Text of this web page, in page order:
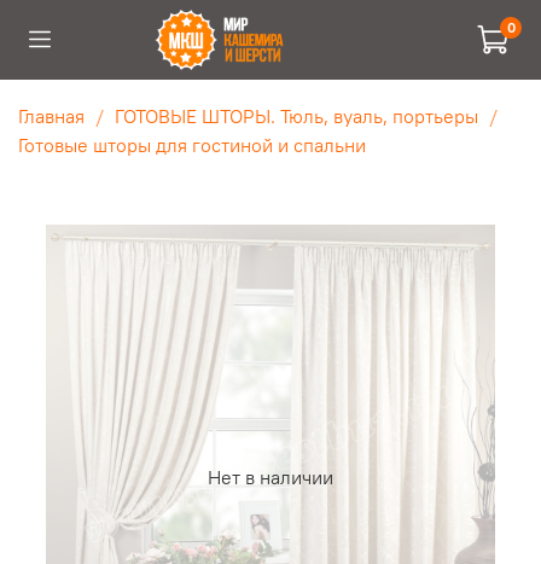
0
Главная
ГОТОВЫЕ ШТОРЫ. Тюль, вуаль, портьеры
Готовые шторы для гостиной и спальни
Нет в наличии